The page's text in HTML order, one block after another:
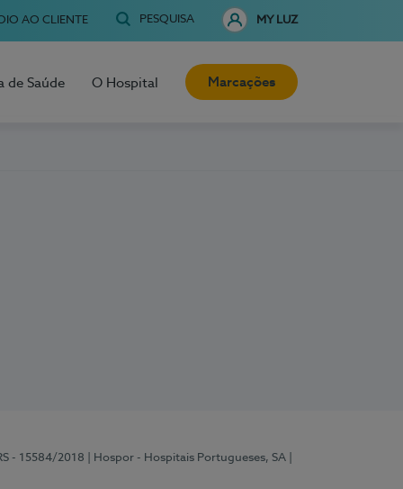
AO CLIENTE PESQUISA MY LUZ
de Saúde O Hospital Marcações
- 15584/2018 | Hospor - Hospitais Portugueses, SA